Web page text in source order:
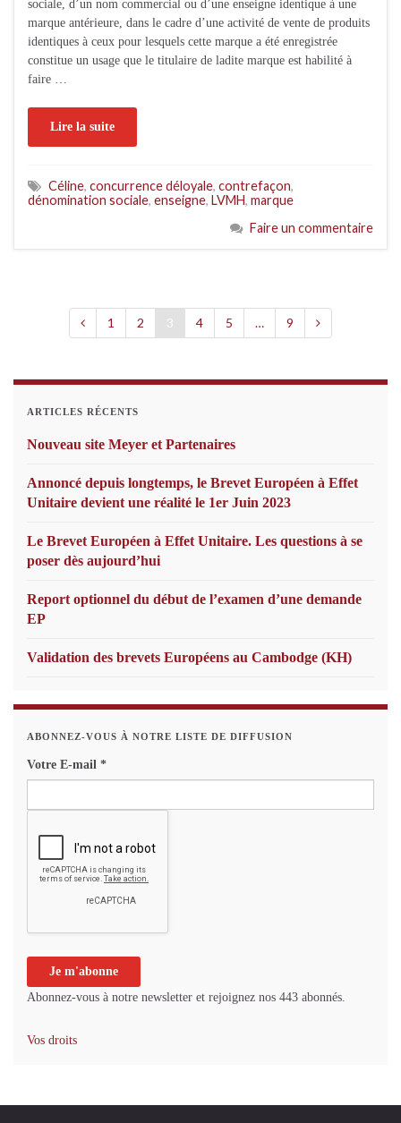
sociale, d’un nom commercial ou d’une enseigne identique à une
marque antérieure, dans le cadre d’une activité de vente de produits
identiques à ceux pour lesquels cette marque a été enregistrée
constitue un usage que le titulaire de ladite marque est habilité à
faire …
Lire la suite
Céline, concurrence déloyale, contrefaçon,
dénomination sociale, enseigne, LVMH, marque
Faire un commentaire
1 2 3 4 5 … 9
ARTICLES RÉCENTS
Nouveau site Meyer et Partenaires
Annoncé depuis longtemps, le Brevet Européen à Effet
Unitaire devient une réalité le 1er Juin 2023
Le Brevet Européen à Effet Unitaire. Les questions à se
poser dès aujourd’hui
Report optionnel du début de l’examen d’une demande
EP
Validation des brevets Européens au Cambodge (KH)
ABONNEZ-VOUS À NOTRE LISTE DE DIFFUSION
Votre E-mail *
Abonnez-vous à notre newsletter et rejoignez nos 443 abonnés.
Vos droits